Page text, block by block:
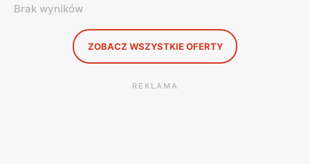
Brak wyników
ZOBACZ WSZYSTKIE OFERTY
REKLAMA